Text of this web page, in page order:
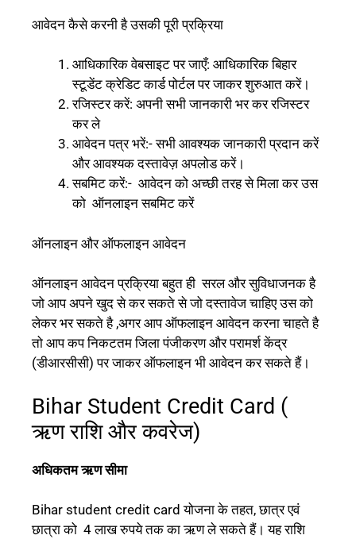
आवेदन कैसे करनी है उसकी पूरी प्रक्रिया
आधिकारिक वेबसाइट पर जाएँ: आधिकारिक बिहार
स्टूडेंट क्रेडिट कार्ड पोर्टल पर जाकर शुरुआत करें।
रजिस्टर करें: अपनी सभी जानकारी भर कर रजिस्टर
कर ले
आवेदन पत्र भरें:- सभी आवश्यक जानकारी प्रदान करें
और आवश्यक दस्तावेज़ अपलोड करें।
सबमिट करें:- आवेदन को अच्छी तरह से मिला कर उस
को ऑनलाइन सबमिट करें
ऑनलाइन और ऑफलाइन आवेदन
ऑनलाइन आवेदन प्रक्रिया बहुत ही सरल और सुविधाजनक है
जो आप अपने खुद से कर सकते से जो दस्तावेज चाहिए उस को
लेकर भर सकते है ,अगर आप ऑफलाइन आवेदन करना चाहते है
तो आप कप निकटतम जिला पंजीकरण और परामर्श केंद्र
(डीआरसीसी) पर जाकर ऑफलाइन भी आवेदन कर सकते हैं।
Bihar Student Credit Card (
ऋण राशि और कवरेज)
अधिकतम ऋण सीमा
Bihar student credit cardयोजना के तहत, छात्र एवं
छात्रा को 4 लाख रुपये तक का ऋण ले सकते हैं। यह राशि